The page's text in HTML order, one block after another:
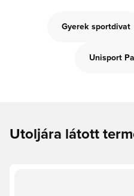
Gyerek sportdivat
Unisport
Utoljára látott